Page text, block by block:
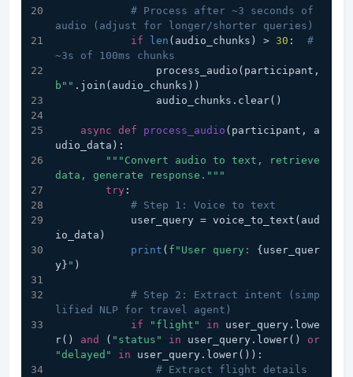
# Process after ~3 seconds of
audio (adjust for longer/shorter queries)
if
len (audio_chunks) > 30 : #
~3s of 100ms chunks
b"" .join(audio_chunks))
                audio_chunks.clear()
async def process_audio ( participant, a
udio_data ):
"""Convert audio to text, retrieve
data, generate response."""
try :
# Step 1: Voice to text
io_data)
print ( f"User query: {user_quer
y} " )
# Step 2: Extract intent (simp
lified NLP for travel agent)
if
"flight" in user_query.lowe
r() and ( "status" in user_query.lower() or
"delayed"
in user_query.lower()):
# Extract flight details